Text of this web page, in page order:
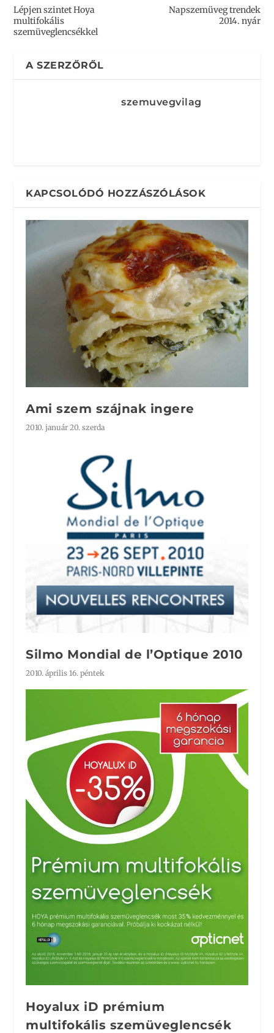
Lépjen szintet Hoya
multifokális
szemüveglencsékkel
Napszemüveg trendek
2014. nyár
A SZERZŐRŐL
szemuvegvilag
KAPCSOLÓDÓ HOZZÁSZÓLÁSOK
Ami szem szájnak ingere
2010. január 20. szerda
Silmo Mondial de l’Optique 2010
2010. április 16. péntek
Hoyalux iD prémium
multifokális szemüveglencsék